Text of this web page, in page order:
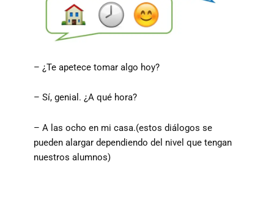
– ¿Te apetece tomar algo hoy?
– Sí, genial. ¿A qué hora?
– A las ocho en mi casa.(estos diálogos se
pueden alargar dependiendo del nivel que tengan
nuestros alumnos)